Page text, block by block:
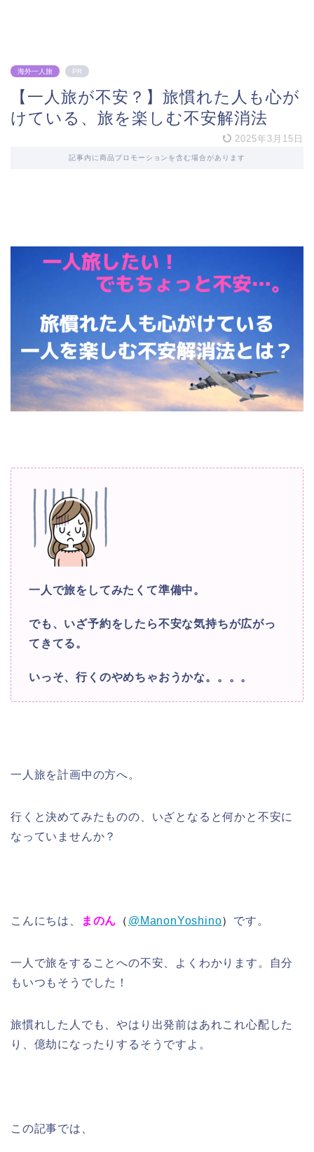
海外一人旅 PR
【一人旅が不安？】旅慣れた人も心が
けている、旅を楽しむ不安解消法
2025年3月15日
記事内に商品プロモーションを含む場合があります
一人で旅をしてみたくて準備中。
でも、いざ予約をしたら不安な気持ちが広がっ
てきてる。
いっそ、行くのやめちゃおうかな。。。。
一人旅を計画中の方へ。
行くと決めてみたものの、いざとなると何かと不安に
なっていませんか？
こんにちは、 まのん （ @ManonYoshino） です。
一人で旅をすることへの不安、よくわかります。自分
もいつもそうでした！
旅慣れした人でも、やはり出発前はあれこれ心配した
り、億劫になったりするそうですよ。
この記事では、